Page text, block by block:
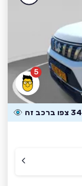
5
34 צפו ברכב זה